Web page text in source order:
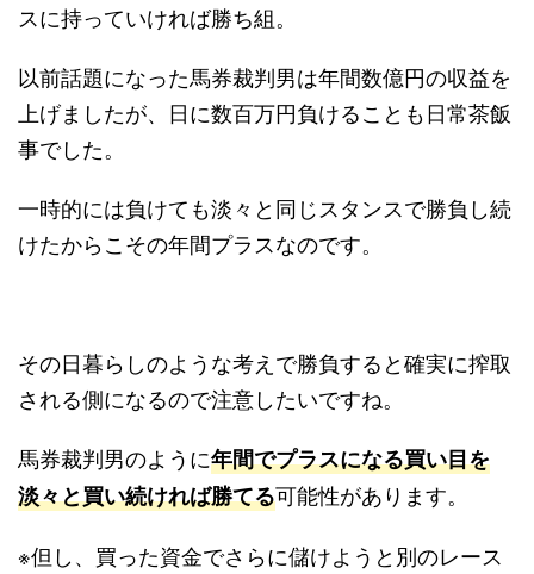
スに持っていければ勝ち組。
以前話題になった馬券裁判男は年間数億円の収益を
上げましたが、日に数百万円負けることも日常茶飯
事でした。
一時的には負けても淡々と同じスタンスで勝負し続
けたからこその年間プラスなのです。
その日暮らしのような考えで勝負すると確実に搾取
される側になるので注意したいですね。
馬券裁判男のように年間でプラスになる買い目を
淡々と買い続ければ勝てる可能性があります。
※但し、買った資金でさらに儲けようと別のレース